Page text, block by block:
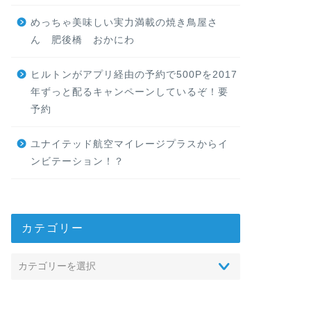
めっちゃ美味しい実力満載の焼き鳥屋さ
ん 肥後橋 おかにわ
ヒルトンがアプリ経由の予約で500Pを2017
年ずっと配るキャンペーンしているぞ！要
予約
ユナイテッド航空マイレージプラスからイ
ンビテーション！？
カテゴリー